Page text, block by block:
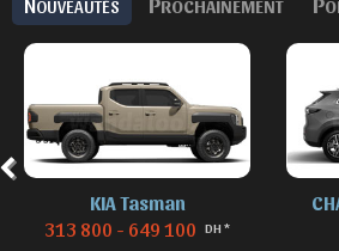
OUVEAUTÉS ROCHAINEMENT
KIA Tasman
313 800 - 649 100 DH *